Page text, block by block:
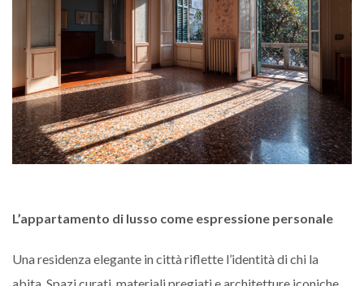
L’appartamento di lusso come espressione personale
Una residenza elegante in città riflette l’identità di chi la
abita. Spazi curati, materiali pregiati e architetture iconiche